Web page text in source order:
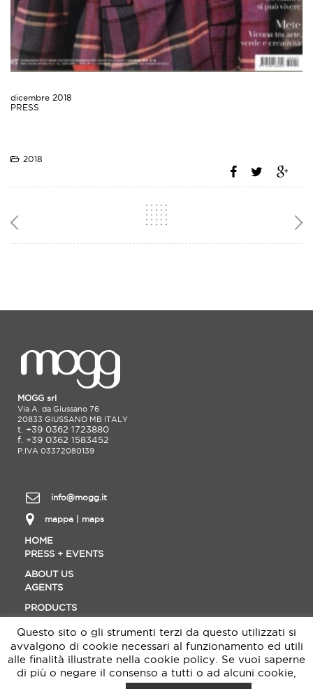
dicembre 2018
PRESS
2018
MOGG srl
Via A. da Giussano 76
20833 GIUSSANO MB ITALY
t. +39 0362 1723880
f. +39 0362 1583452
P.IVA 03372080139
info@mogg.it
mappa | maps
HOME
PRESS + EVENTS
ABOUT US
AGENTS
PRODUCTS
MATERIALS
DOWNLOAD
DESIGNER
Questo sito o gli strumenti terzi da questo utilizzati si
avvalgono di cookie necessari al funzionamento ed utili
alle finalità illustrate nella cookie policy. Se vuoi saperne
di più o negare il consenso a tutti o ad alcuni cookie,